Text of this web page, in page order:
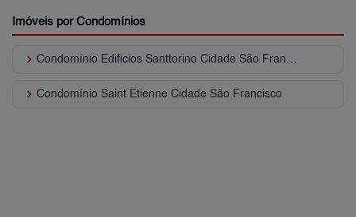
Imóveis por Condomínios
keyboard_arrow_right Condomínio Edificios Santtorino Cidade São Francisco
keyboard_arrow_right Condomínio Saint Etienne Cidade São Francisco